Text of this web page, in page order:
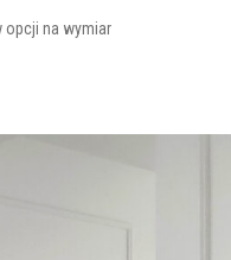
opcji na wymiar